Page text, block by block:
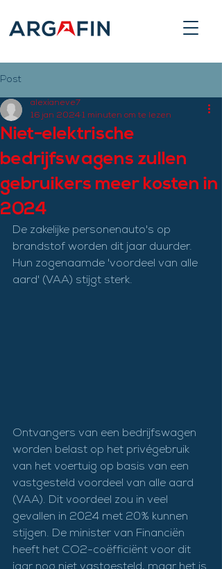
Post
Niet-elektrische
bedrijfswagens zullen
gebruikers meer kosten in
2024
alexianeve7
16 jan 2024 1 minuten om te lezen
De zakelijke personenauto's op
brandstof worden dit jaar duurder.
Hun zogenaamde 'voordeel van alle
aard' (VAA) stijgt sterk.
Ontvangers van een bedrijfswagen
worden belast op het privégebruik
van het voertuig op basis van een
vastgesteld voordeel van alle aard
(VAA). Dit voordeel zou in veel
gevallen in 2024 met 20% kunnen
stijgen. De minister van Financiën
heeft het CO2-coëfficiënt voor dit